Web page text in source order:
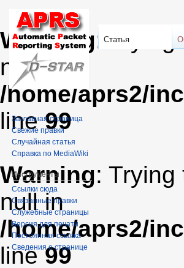
Warning:
null in
/home/aprs2/
line99
Warning:
null in
/home/aprs2/
line99
Статья
Заглавная страница
Свежие правки
Случайная статья
Справка по MediaWiki
Инструменты
Ссылки сюда
Связанные правки
Служебные страницы
Версия для печати
Постоянная ссылка
Сведения о странице